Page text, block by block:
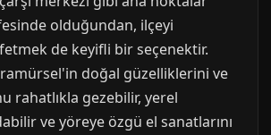
olduğundan, ilçeyi
de keyifli bir seçenektir.
doğal güzelliklerini ve
rahatlıkla gezebilir, yerel
ve yöreye özgü el sanatlarını